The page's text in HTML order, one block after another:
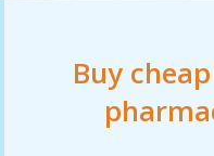
Buy